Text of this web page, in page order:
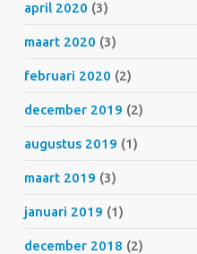
april 2020 (3)
maart 2020 (3)
februari 2020 (2)
december 2019 (2)
augustus 2019 (1)
maart 2019 (3)
januari 2019 (1)
december 2018 (2)